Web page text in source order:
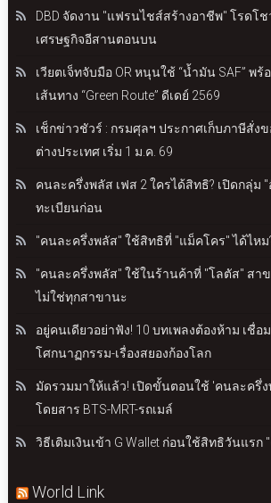
DBD จัดงาน "แฟรนไชส์สร้างอาชีพ" โรดโ
เศรษฐกิจอีสานตอนบน
เวียตเจ็ทจับมือ OR หนุนใช้ “น้ำมัน SAF” พร้
เส้นทาง “Green Route” ดีเดย์ 2569
เช็กข่าวชัวร์ : กรมศุลฯ ประกาศเก็บภาษีสั่ง
ต่างประเทศ เริ่ม 1 ม.ค. 69
คนละครึ่งพลัส เฟส 2 ใครได้สิทธิ? เปิดกลุ่ม
ทะเบียนก่อน
"คนละครึ่งพลัส" ใช้สิทธิที่ "แม็คโคร" ได้ไหม
"คนละครึ่งพลัส" ใช้ในร้านค้าที่ "โลตัส" สาข
ไม่ใช่ทุกสาขานะ
อยู่คนเดียวอย่าฟัง! 10 บทเพลงต้องห้าม เชื่อ
โศกนาฏกรรม-เรื่องสยองก้องโลก
มัดรวมมาให้แล้ว! เปิดขั้นตอนใช้ 'คนละครึ่ง
โดยสาร BTS-MRT-รถเมล์
วิธีเติมเงินเข้า G Wallet ก่อนใช้สิทธิวันแรก
World Link